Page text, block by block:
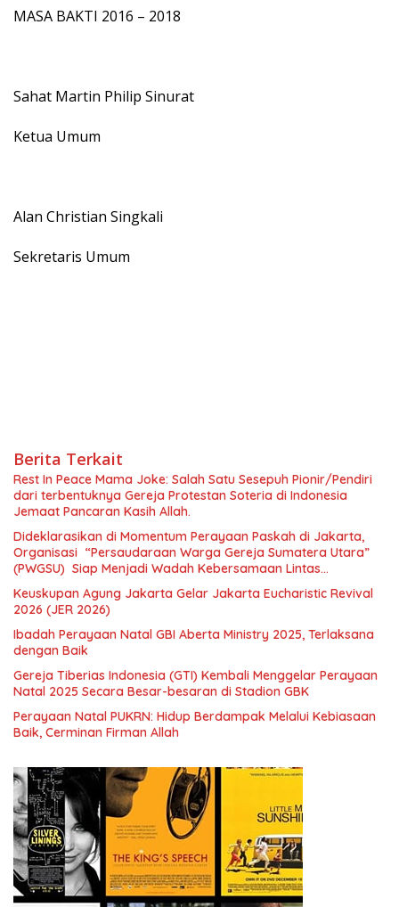
MASA BAKTI 2016 – 2018
Sahat Martin Philip Sinurat
Ketua Umum
Alan Christian Singkali
Sekretaris Umum
Berita Terkait
Rest In Peace Mama Joke: Salah Satu Sesepuh Pionir/Pendiri
dari terbentuknya Gereja Protestan Soteria di Indonesia
Jemaat Pancaran Kasih Allah.
Dideklarasikan di Momentum Perayaan Paskah di Jakarta,
Organisasi “Persaudaraan Warga Gereja Sumatera Utara”
(PWGSU) Siap Menjadi Wadah Kebersamaan Lintas
Denominasi untuk Menghimpun Potensi Warga Gereja
Diaspora untuk Menjawab Tantangan Sosial Bangsa
Keuskupan Agung Jakarta Gelar Jakarta Eucharistic Revival
2026 (JER 2026)
Ibadah Perayaan Natal GBI Aberta Ministry 2025, Terlaksana
dengan Baik
Gereja Tiberias Indonesia (GTI) Kembali Menggelar Perayaan
Natal 2025 Secara Besar-besaran di Stadion GBK
Perayaan Natal PUKRN: Hidup Berdampak Melalui Kebiasaan
Baik, Cerminan Firman Allah